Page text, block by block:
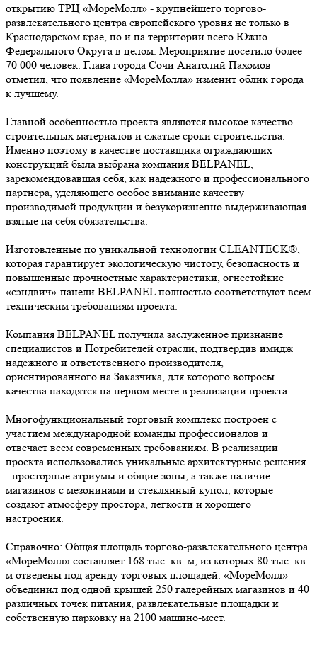
открытию ТРЦ «МореМолл» - крупнейшего торгово-
развлекательного центра европейского уровня не только в
Краснодарском крае, но и на территории всего Южно-
Федерального Округа в целом. Мероприятие посетило более
70 000 человек. Глава города Сочи Анатолий Пахомов
отметил, что появление «МореМолла» изменит облик города
к лучшему.
Главной особенностью проекта являются высокое качество
строительных материалов и сжатые сроки строительства.
Именно поэтому в качестве поставщика ограждающих
конструкций была выбрана компания BELPANEL,
зарекомендовавшая себя, как надежного и профессионального
партнера, уделяющего особое внимание качеству
производимой продукции и безукоризненно выдерживающая
взятые на себя обязательства.
Изготовленные по уникальной технологии CLEANTECK®,
которая гарантирует экологическую чистоту, безопасность и
повышенные прочностные характеристики, огнестойкие
«сэндвич»-панели BELPANEL полностью соответствуют всем
техническим требованиям проекта.
Компания BELPANEL получила заслуженное признание
специалистов и Потребителей отрасли, подтвердив имидж
надежного и ответственного производителя,
ориентированного на Заказчика, для которого вопросы
качества находятся на первом месте в реализации проекта.
Многофункциональный торговый комплекс построен с
участием международной команды профессионалов и
отвечает всем современных требованиям. В реализации
проекта использовались уникальные архитектурные решения
- просторные атриумы и общие зоны, а также наличие
магазинов с мезонинами и стеклянный купол, которые
создают атмосферу простора, легкости и хорошего
настроения.
Справочно: Общая площадь торгово-развлекательного центра
«МореМолл» составляет 168 тыс. кв. м, из которых 80 тыс. кв.
м отведены под аренду торговых площадей. «МореМолл»
объединил под одной крышей 250 галерейных магазинов и 40
различных точек питания, развлекательные площадки и
собственную парковку на 2100 машино-мест.